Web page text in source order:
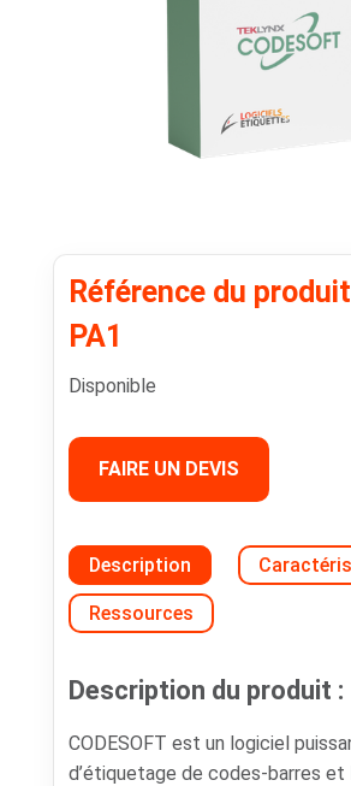
Référence du
PA1
Disponible
FAIRE UN DEVIS
Description
Ressources
Description du produit :
CODESOFT est un logiciel
d’étiquetage de codes-barres et